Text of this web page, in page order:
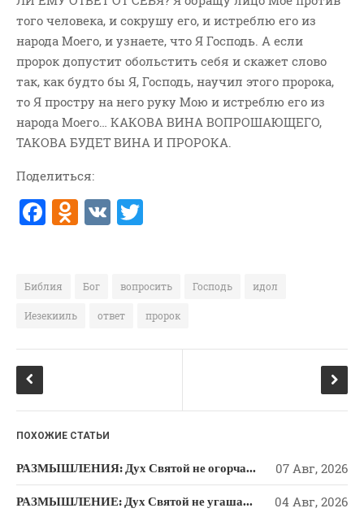
ГЛАВНАЯ
МОИ КНИГИ
СЛОВО-АУДИО
СЛОВО-ВИДЕО
ВОПРОСЫ ПАСТОРУ
КОНТАКТ
РУБРИКИ
Аудио
Беседы По Бытие
История-Свидетельство
Книга "Второе Пришествие
Христа"
Мини-Проповеди
Музыка-Видео
Поэзия
Притчи
того человека, и сокрушу его, и истреблю его из
народа Моего, и узнаете, что Я Господь. А если
пророк допустит обольстить себя и скажет слово
так, как будто бы Я, Господь, научил этого пророка,
то Я простру на него руку Мою и истреблю его из
народа Моего… КАКОВА ВИНА ВОПРОШАЮЩЕГО,
ТАКОВА БУДЕТ ВИНА И ПРОРОКА.
Поделиться:
F
a
e
b
o
O
d
o
kl
a
ki
V
K
te
r
Библия Бог вопросить Господь идол
Иезекииль ответ пророк
ПОХОЖИЕ СТАТЬИ
РАЗМЫШЛЕНИЯ: Дух Святой не огорчайте и не оскорбляйте! 07 Авг, 2026
РАЗМЫШЛЕНИЕ: Дух Святой не угашайте! 04 Авг, 2026